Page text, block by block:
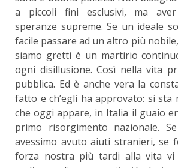
a piccoli fini esclusivi, ma
speranze supreme. Se un ideale
facile passare ad un altro più
siamo gretti è un martirio
ogni disillusione. Così nella vita
pubblica. Ed è anche vera la
fatto e ch’egli ha approvato: si sta
che oggi appare, in Italia il guaio
primo risorgimento nazionale.
avessimo avuto aiuti stranieri, se
forza nostra più tardi alla vita vi